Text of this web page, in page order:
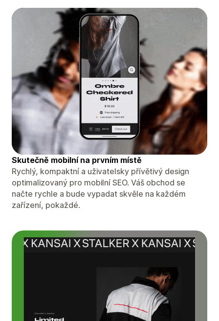
Skutečně mobilní na prvním místě
Rychlý, kompaktní a uživatelsky přívětivý design
optimalizovaný pro mobilní SEO. Váš obchod se
načte rychle a bude vypadat skvěle na každém
zařízení, pokaždé.